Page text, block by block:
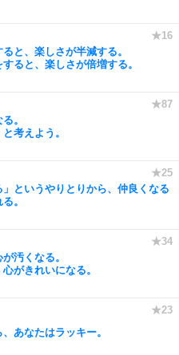
ると、楽しさが半減する。
すると、楽しさが倍増する。
。
考えよう。
」というやりとりから、仲良くなる
。
汚くなる。
がきれいになる。
あなたはラッキー。